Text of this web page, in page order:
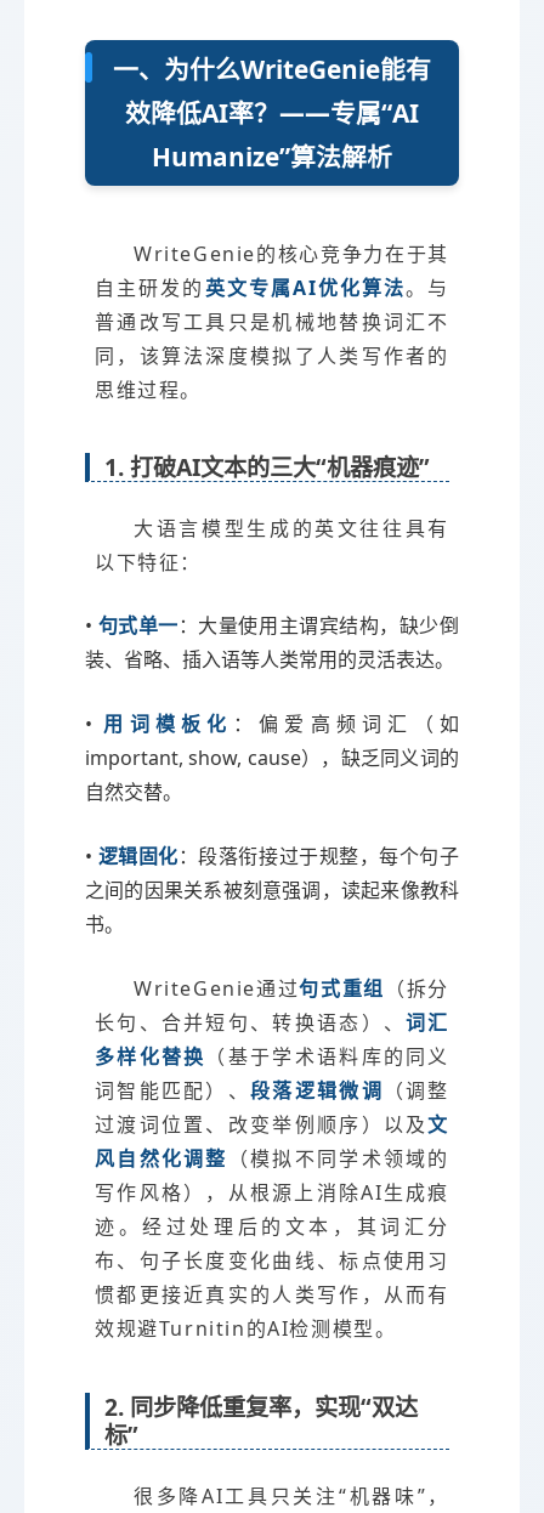
一、为什么WriteGenie能有
效降低AI率？——专属“AI
Humanize”算法解析
WriteGenie的核心竞争力在于其
自主研发的 英文专属AI优化算法。与
普通改写工具只是机械地替换词汇不
同，该算法深度模拟了人类写作者的
思维过程。
1. 打破AI文本的三大“机器痕迹”
大语言模型生成的英文往往具有
以下特征：
• 句式单一：大量使用主谓宾结构，缺少倒
装、省略、插入语等人类常用的灵活表达。
• 用词模板化 ：偏爱高频词汇（如
important, show, cause），缺乏同义词的
自然交替。
• 逻辑固化：段落衔接过于规整，每个句子
之间的因果关系被刻意强调，读起来像教科
书。
WriteGenie通过句式重组 （拆分
长句、合并短句、转换语态）、词汇
多样化替换 （基于学术语料库的同义
词智能匹配）、段落逻辑微调 （调整
过渡词位置、改变举例顺序）以及文
风自然化调整
（模拟不同学术领域的
写作风格），从根源上消除AI生成痕
迹。经过处理后的文本，其词汇分
布、句子长度变化曲线、标点使用习
惯都更接近真实的人类写作，从而有
效规避Turnitin的AI检测模型。
2. 同步降低重复率，实现“双达
标”
很多降AI工具只关注“机器味”，